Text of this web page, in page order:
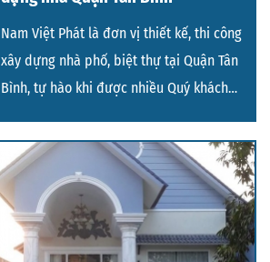
Nam Việt Phát là đơn vị thiết kế, thi công
xây dựng nhà phố, biệt thự tại Quận Tân
Bình, tự hào khi được nhiều Quý khách